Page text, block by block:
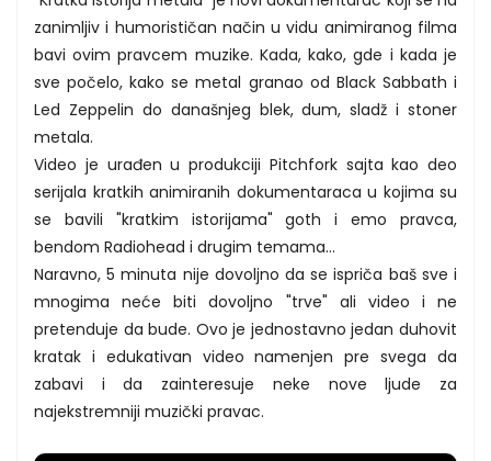
zanimljiv i humorističan način u vidu animiranog filma
bavi ovim pravcem muzike. Kada, kako, gde i kada je
sve počelo, kako se metal granao od Black Sabbath i
Led Zeppelin do današnjeg blek, dum, sladž i stoner
metala.
Video je urađen u produkciji Pitchfork sajta kao deo
serijala kratkih animiranih dokumentaraca u kojima su
se bavili "kratkim istorijama" goth i emo pravca,
bendom Radiohead i drugim temama...
Naravno, 5 minuta nije dovoljno da se ispriča baš sve i
mnogima neće biti dovoljno "trve" ali video i ne
pretenduje da bude. Ovo je jednostavno jedan duhovit
kratak i edukativan video namenjen pre svega da
zabavi i da zainteresuje neke nove ljude za
najekstremniji muzički pravac.